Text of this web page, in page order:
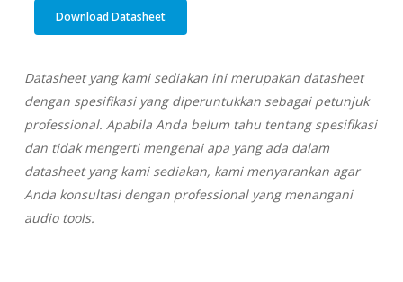
Download Datasheet
Datasheet yang kami sediakan ini merupakan datasheet
dengan spesifikasi yang diperuntukkan sebagai petunjuk
professional. Apabila Anda belum tahu tentang spesifikasi
dan tidak mengerti mengenai apa yang ada dalam
datasheet yang kami sediakan, kami menyarankan agar
Anda konsultasi dengan professional yang menangani
audio tools.